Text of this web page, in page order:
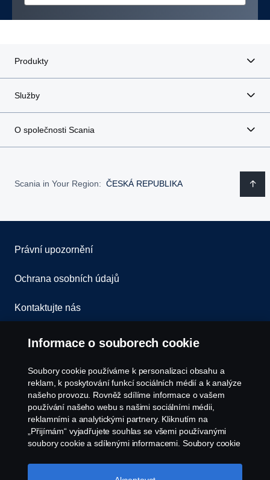
Produkty
Služby
O společnosti Scania
Scania in Your Region: ČESKÁ REPUBLIKA
Právní upozornění
Ochrana osobních údajů
Kontaktujte nás
Všeobecné obchodní podmínky
Oznámení porušení předpisů
Zásady Cookies
Nastavení Cookie
Informace o souborech cookie
Soubory cookie používáme k personalizaci obsahu a
reklam, k poskytování funkcí sociálních médií a k analýze
našeho provozu. Rovněž sdílíme informace o vašem
používání našeho webu s našimi sociálními médii,
reklamními a analytickými partnery. Kliknutím na
„Přijímám“ vyjadřujete souhlas se všemi používanými
soubory cookie a sdílenými informacemi. Soubory cookie
cookie“ a výběrem kategorií, které chcete přijmout.